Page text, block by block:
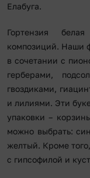
Елабуга.
Гортензия
композиций. Наши
в сочетании с
герберами,
гвоздиками,
и лилиями. Эти
упаковки –
можно выбрать:
желтый. Кроме
с гипсофилой и